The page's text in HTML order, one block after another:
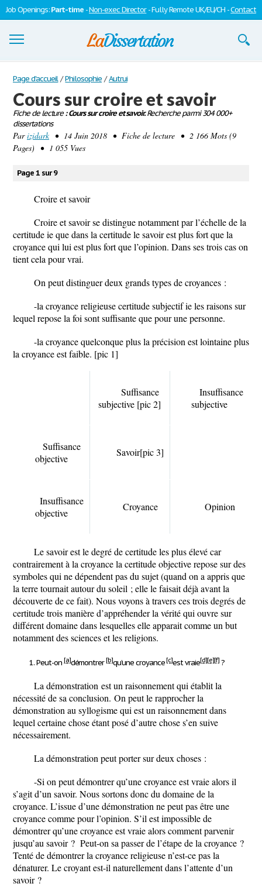
Job Openings:Part-time -Non-exec Director- Fully Remote UK/EU/CH -Contact
Dissertations
S'inscrire
Se connecter
Contactez-nous
Page d'accueil / Philosophie / Autrui
Cours sur croire et savoir
Fiche de lecture: Cours sur croire et savoir.Recherche parmi 304 000+
dissertations
Parizidark• 14 Juin 2018 • Fiche de lecture • 2 166 Mots (9
Pages) • 1 055 Vues
Page 1 sur 9
Croire et savoir
Croire et savoir se distingue notamment par l’échelle de la
certitude ie que dans la certitude le savoir est plus fort que la
croyance qui lui est plus fort que l’opinion. Dans ses trois cas on
tient cela pour vrai.
On peut distinguer deux grands types de croyances :
-la croyance religieuse certitude subjectif ie les raisons sur
lequel repose la foi sont suffisante que pour une personne.
-la croyance quelconque plus la précision est lointaine plus
la croyance est faible. [pic 1]
Suffisance
subjective [pic 2]
Insuffisance
subjective
Suffisance
objective
Savoir[pic 3]
Insuffisance
objective
Croyance Opinion
Le savoir est le degré de certitude les plus élevé car
contrairement à la croyance la certitude objective repose sur des
symboles qui ne dépendent pas du sujet (quand on a appris que
la terre tournait autour du soleil ; elle le faisait déjà avant la
découverte de ce fait). Nous voyons à travers ces trois degrés de
certitude trois manière d’appréhender la vérité qui ouvre sur
différent domaine dans lesquelles elle apparait comme un but
notamment des sciences et les religions.
Peut-on[a]démontrer[b]qu’unecroyance[c]estvraie[d][e][f]?
La démonstration est un raisonnement qui établit la
nécessité de sa conclusion. On peut le rapprocher la
démonstration au syllogisme qui est un raisonnement dans
lequel certaine chose étant posé d’autre chose s’en suive
nécessairement.
La démonstration peut porter sur deux choses :
-Si on peut démontrer qu’unecroyance est vraie alors il
s’agit d’un savoir. Nous sortons donc du domaine de la
croyance. L’issue d’une démonstration ne peut pas être une
croyance comme pour l’opinion. S’il est impossible de
démontrer qu’une croyance est vraie alors comment parvenir
jusqu’au savoir ? Peut-on sa passer de l’étape de la croyance ?
Tenté de démontrer la croyance religieuse n’est-ce pas la
dénaturer. Le croyant est-il naturellement dans l’attente d’un
savoir ?